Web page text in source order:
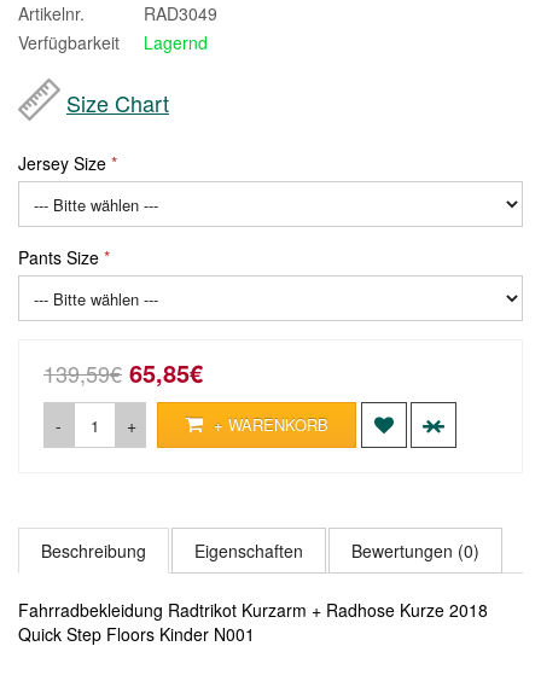
Artikelnr.
RAD3049
Verfügbarkeit
Lagernd
Size Chart
Jersey Size
Pants Size
139,59€ 65,85€
- + + WARENKORB
Beschreibung Eigenschaften Bewertungen (0)
Fahrradbekleidung Radtrikot Kurzarm + Radhose Kurze 2018
Quick Step Floors Kinder N001